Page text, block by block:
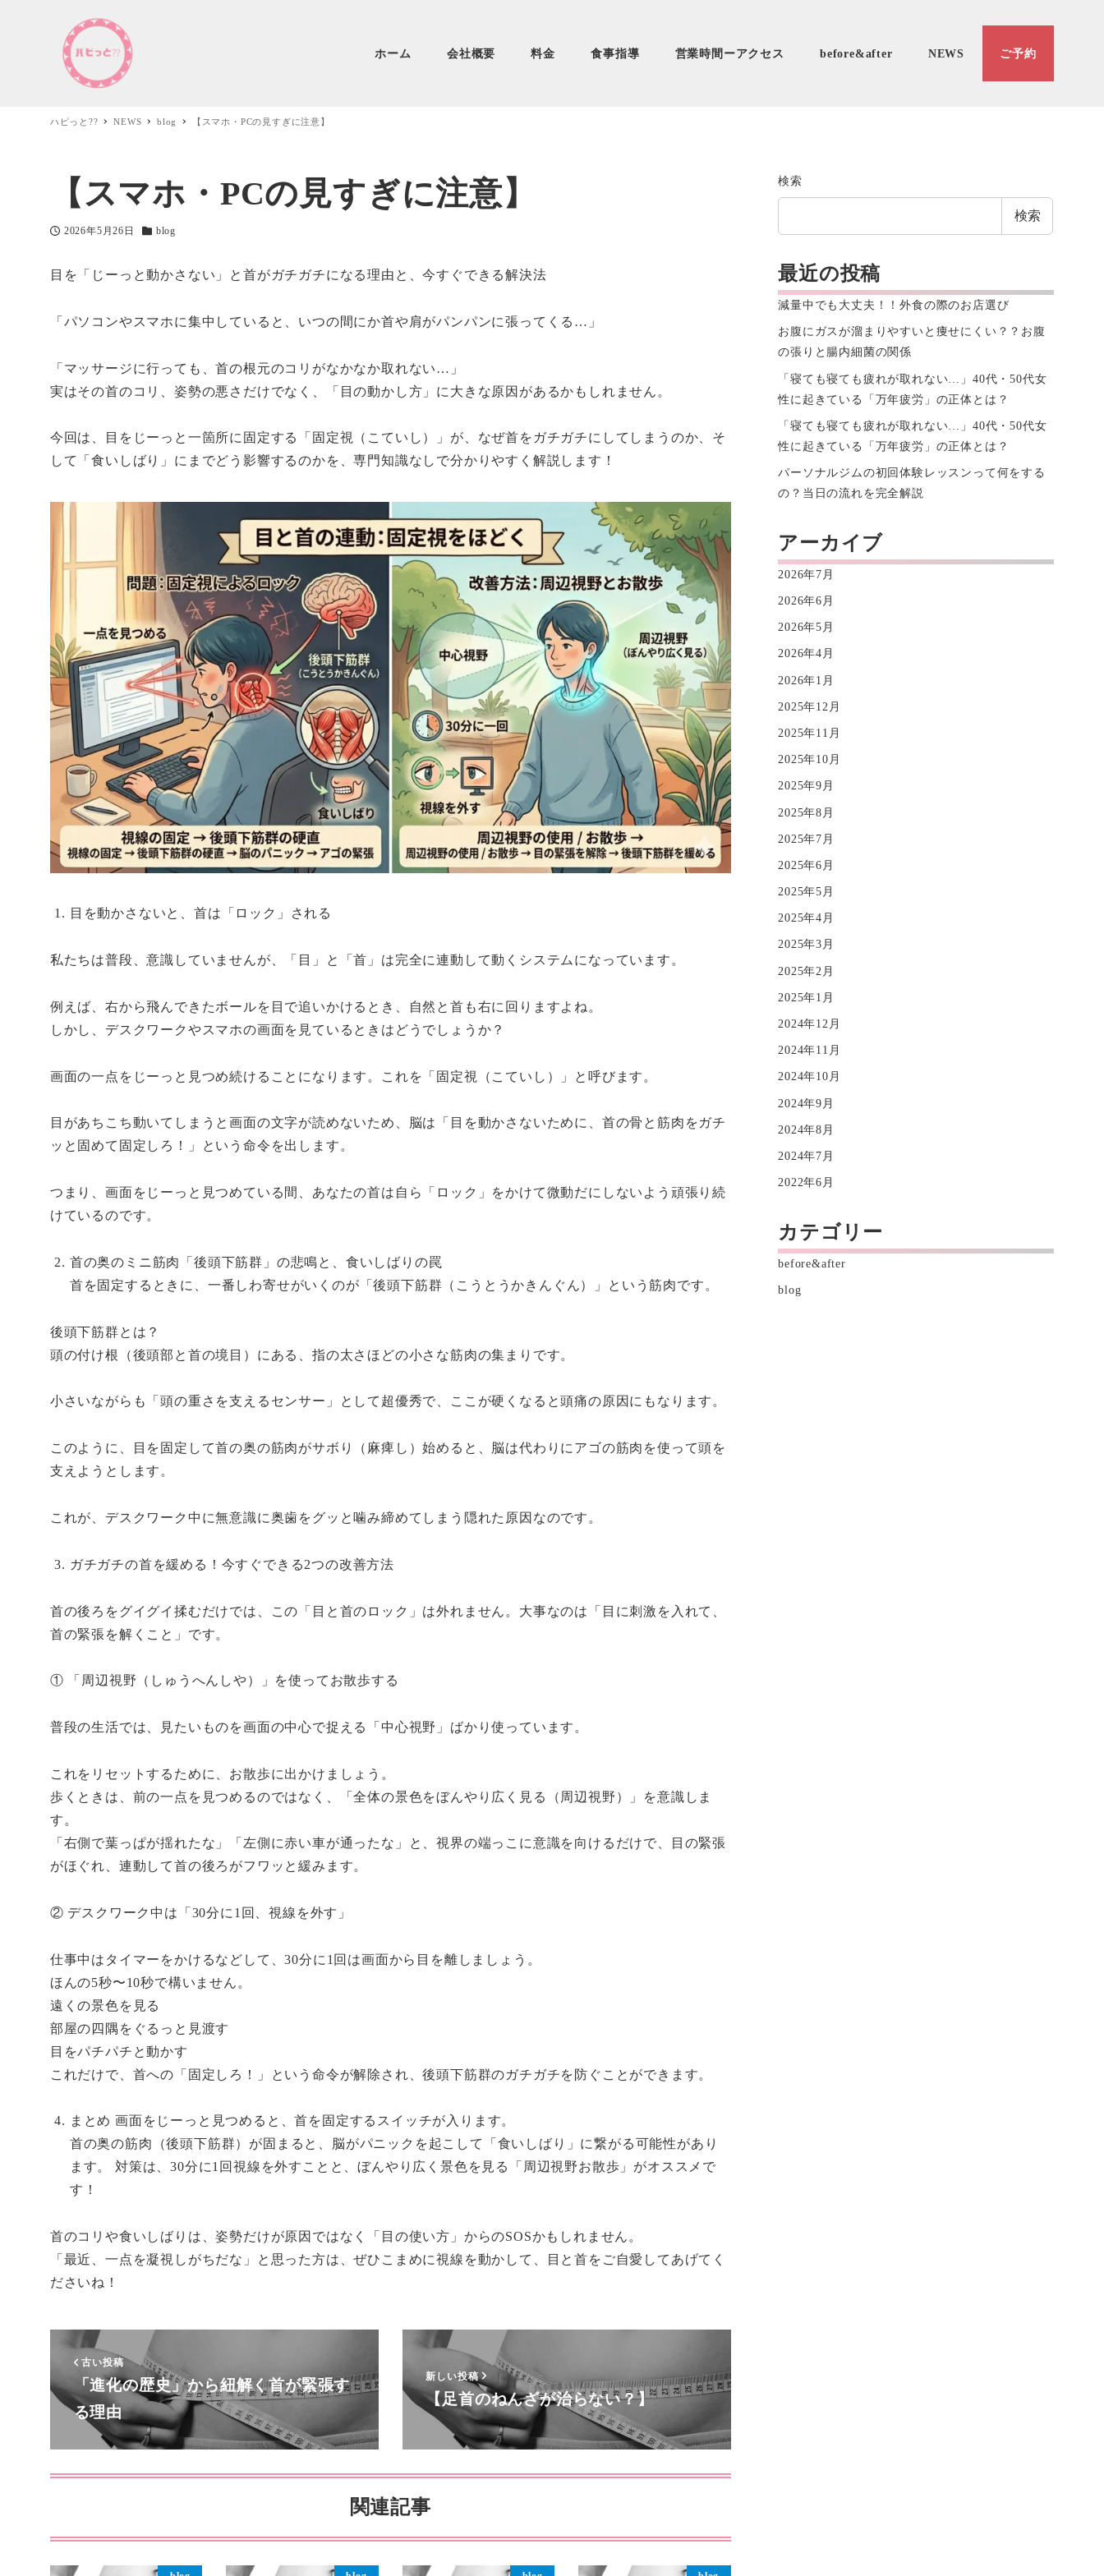
ホーム 会社概要 料金 食事指導 営業時間ーアクセス before&after NEWS ご予約
ハピっと?? NEWS blog 【スマホ・PCの見すぎに注意】
【スマホ・PCの見すぎに注意】
投稿日
2026年5月26日
カテゴリー
blog
目を「じーっと動かさない」と首がガチガチになる理由と、今すぐできる解決法
「パソコンやスマホに集中していると、いつの間にか首や肩がパンパンに張ってくる…」
「マッサージに行っても、首の根元のコリがなかなか取れない…」
実はその首のコリ、姿勢の悪さだけでなく、「目の動かし方」に大きな原因があるかもしれません。
今回は、目をじーっと一箇所に固定する「固定視（こていし）」が、なぜ首をガチガチにしてしまうのか、そ
して「食いしばり」にまでどう影響するのかを、専門知識なしで分かりやすく解説します！
目を動かさないと、首は「ロック」される
私たちは普段、意識していませんが、「目」と「首」は完全に連動して動くシステムになっています。
例えば、右から飛んできたボールを目で追いかけるとき、自然と首も右に回りますよね。
しかし、デスクワークやスマホの画面を見ているときはどうでしょうか？
画面の一点をじーっと見つめ続けることになります。これを「固定視（こていし）」と呼びます。
目があちこち動いてしまうと画面の文字が読めないため、脳は「目を動かさないために、首の骨と筋肉をガチ
ッと固めて固定しろ！」という命令を出します。
つまり、画面をじーっと見つめている間、あなたの首は自ら「ロック」をかけて微動だにしないよう頑張り続
けているのです。
首の奥のミニ筋肉「後頭下筋群」の悲鳴と、食いしばりの罠
首を固定するときに、一番しわ寄せがいくのが「後頭下筋群（こうとうかきんぐん）」という筋肉です。
後頭下筋群とは？
頭の付け根（後頭部と首の境目）にある、指の太さほどの小さな筋肉の集まりです。
小さいながらも「頭の重さを支えるセンサー」として超優秀で、ここが硬くなると頭痛の原因にもなります。
このように、目を固定して首の奥の筋肉がサボり（麻痺し）始めると、脳は代わりにアゴの筋肉を使って頭を
支えようとします。
これが、デスクワーク中に無意識に奥歯をグッと噛み締めてしまう隠れた原因なのです。
ガチガチの首を緩める！今すぐできる2つの改善方法
首の後ろをグイグイ揉むだけでは、この「目と首のロック」は外れません。大事なのは「目に刺激を入れて、
首の緊張を解くこと」です。
① 「周辺視野（しゅうへんしや）」を使ってお散歩する
普段の生活では、見たいものを画面の中心で捉える「中心視野」ばかり使っています。
これをリセットするために、お散歩に出かけましょう。
歩くときは、前の一点を見つめるのではなく、「全体の景色をぼんやり広く見る（周辺視野）」を意識しま
す。
「右側で葉っぱが揺れたな」「左側に赤い車が通ったな」と、視界の端っこに意識を向けるだけで、目の緊張
がほぐれ、連動して首の後ろがフワッと緩みます。
② デスクワーク中は「30分に1回、視線を外す」
仕事中はタイマーをかけるなどして、30分に1回は画面から目を離しましょう。
ほんの5秒〜10秒で構いません。
遠くの景色を見る
部屋の四隅をぐるっと見渡す
目をパチパチと動かす
これだけで、首への「固定しろ！」という命令が解除され、後頭下筋群のガチガチを防ぐことができます。
まとめ 画面をじーっと見つめると、首を固定するスイッチが入ります。
首の奥の筋肉（後頭下筋群）が固まると、脳がパニックを起こして「食いしばり」に繋がる可能性があり
ます。 対策は、30分に1回視線を外すことと、ぼんやり広く景色を見る「周辺視野お散歩」がオススメで
す！
首のコリや食いしばりは、姿勢だけが原因ではなく「目の使い方」からのSOSかもしれません。
「最近、一点を凝視しがちだな」と思った方は、ぜひこまめに視線を動かして、目と首をご自愛してあげてく
ださいね！
古い投稿
「進化の歴史」から紐解く首が緊張す
る理由
新しい投稿
【足首のねんざが治らない？】
関連記事
検索
検索
最近の投稿
減量中でも大丈夫！！外食の際のお店選び
お腹にガスが溜まりやすいと痩せにくい？？お腹
の張りと腸内細菌の関係
「寝ても寝ても疲れが取れない…」40代・50代女
性に起きている「万年疲労」の正体とは？
「寝ても寝ても疲れが取れない…」40代・50代女
性に起きている「万年疲労」の正体とは？
パーソナルジムの初回体験レッスンって何をする
の？当日の流れを完全解説
アーカイブ
2026年7月
2026年6月
2026年5月
2026年4月
2026年1月
2025年12月
2025年11月
2025年10月
2025年9月
2025年8月
2025年7月
2025年6月
2025年5月
2025年4月
2025年3月
2025年2月
2025年1月
2024年12月
2024年11月
2024年10月
2024年9月
2024年8月
2024年7月
2022年6月
カテゴリー
before&after
blog